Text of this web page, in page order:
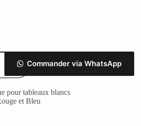
Commander via WhatsApp
pour tableaux blancs
et Bleu